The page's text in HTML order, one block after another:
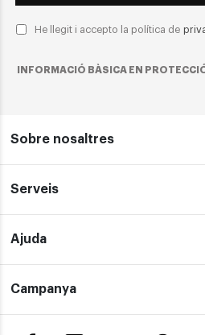
He llegit i accepto la política de
INFORMACIÓ BÀSICA EN
Sobre nosaltres
Serveis
Ajuda
Campanya